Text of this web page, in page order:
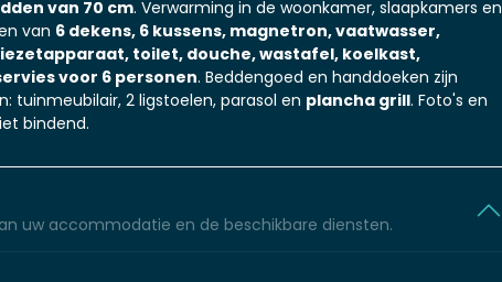
van 70 cm. Verwarming in de woonkamer, slaapkamers en
van 6 dekens, 6 kussens, magnetron, vaatwasser,
toilet, douche, wastafel, koelkast,
voor 6 personen. Beddengoed en handdoeken zijn
tuinmeubilair, 2 ligstoelen, parasol en plancha grill. Foto's en
bindend.
uw accommodatie en de beschikbare diensten.